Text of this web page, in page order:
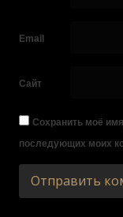
Email
Сайт
Сохранить моё
последующих моих